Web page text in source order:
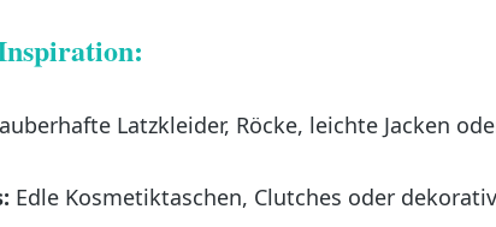
Latzkleider, Röcke, leichte Jacken
Edle Kosmetiktaschen, Clutches oder